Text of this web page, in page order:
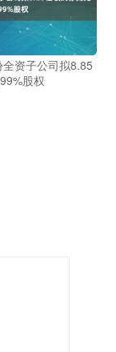
资子公司拟8.85
股权